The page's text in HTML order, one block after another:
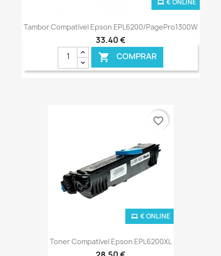
Tambor Compatível Epson EPL6200/PagePro1300W
33,40 €
 COMPRAR
Toner Compatível Epson EPL6200XL
€ ONLINE
favorite_border